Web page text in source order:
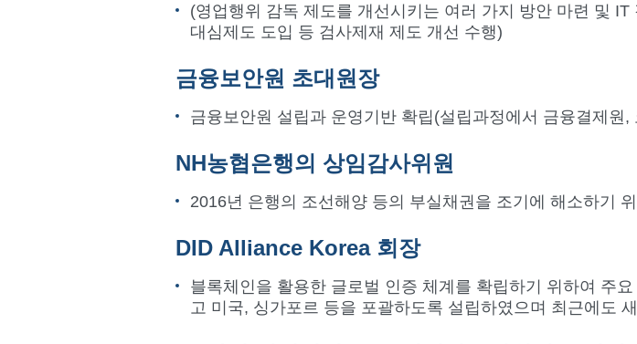
(영업행위 감독 제도를 개선시키는 여러 가지 방안 마련 및
대심제도 도입 등 검사제재 제도 개선 수행)
금융보안원 초대원장
금융보안원 설립과 운영기반 확립(설립과정에서 금융결제
NH농협은행의 상임감사위원
2016년 은행의 조선해양 등의 부실채권을 조기에 해소하기
DID Alliance Korea 회장
블록체인을 활용한 글로벌 인증 체계를 확립하기 위하여 주
고 미국, 싱가포르 등을 포괄하도록 설립하였으며 최근에도